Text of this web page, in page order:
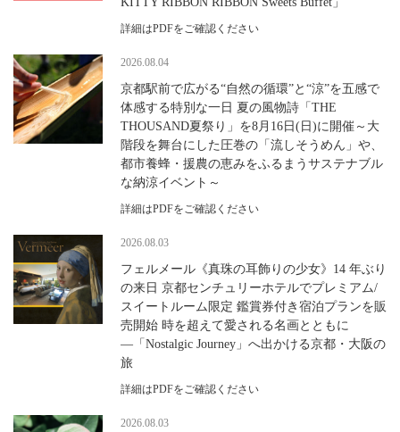
詳細はPDFをご確認ください
2026.08.04
京都駅前で広がる“自然の循環”と“涼”を五感で
体感する特別な一日 夏の風物詩「THE
THOUSAND夏祭り」を8月16日(日)に開催～大
階段を舞台にした圧巻の「流しそうめん」や、
都市養蜂・援農の恵みをふるまうサステナブル
な納涼イベント～
詳細はPDFをご確認ください
2026.08.03
フェルメール《真珠の耳飾りの少女》14 年ぶり
の来日 京都センチュリーホテルでプレミアム/
スイートルーム限定 鑑賞券付き宿泊プランを販
売開始 時を超えて愛される名画とともに
―「Nostalgic Journey」へ出かける京都・大阪の
旅
詳細はPDFをご確認ください
2026.08.03